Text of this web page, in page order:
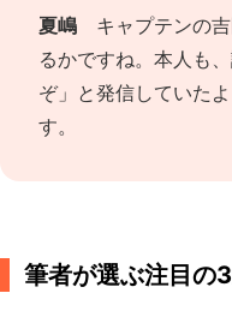
夏嶋 キャプテンの
るかですね。本人も
ぞ」と発信していた
す。
筆者が選ぶ注目の